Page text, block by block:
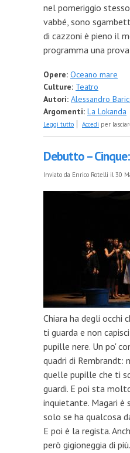
nel pomeriggio
vabbé, sono
di cazzoni è pieno il
programma una
Opere: Oceano mare
Culture: Teatro
Autori: Alessandro
Argomenti: La Lokanda
Leggi tutto su Debutto – sei:
Accedi per
Debutto –
Inviato da Enrico Rotelli il 30
Chiara ha degli occhi
ti guarda e non
pupille nere. Un po'
quadri di Rembrandt:
quelle pupille che ti
guardi. E poi sta
inquietante. Magari è
solo se ha qualcosa
E poi è la regista.
però gigioneggia di